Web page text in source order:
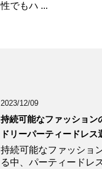
性でもハ ...
2023/12/09
持続可能なファッション
ドリーパーティードレス
持続可能なファッショ
る中、パーティードレ